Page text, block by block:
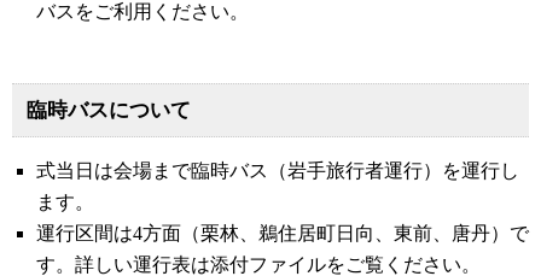
バスをご利用ください。
臨時バスについて
式当日は会場まで臨時バス（岩手旅行者運行）を運行し
ます。
運行区間は4方面（栗林、鵜住居町日向、東前、唐丹）で
す。詳しい運行表は添付ファイルをご覧ください。